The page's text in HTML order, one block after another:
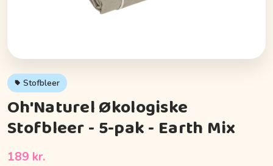
Stofbleer
Oh'Naturel Økologiske
Stofbleer - 5-pak - Earth Mix
189 kr.